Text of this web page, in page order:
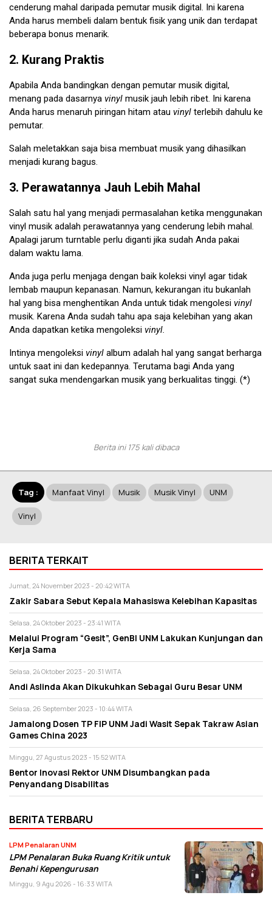
cenderung mahal daripada pemutar musik digital. Ini karena
Anda harus membeli dalam bentuk fisik yang unik dan terdapat
beberapa bonus menarik.
2. Kurang Praktis
Apabila Anda bandingkan dengan pemutar musik digital,
menang pada dasarnya vinyl musik jauh lebih ribet. Ini karena
Anda harus menaruh piringan hitam atau vinyl terlebih dahulu ke
pemutar.
Salah meletakkan saja bisa membuat musik yang dihasilkan
menjadi kurang bagus.
3. Perawatannya Jauh Lebih Mahal
Salah satu hal yang menjadi permasalahan ketika menggunakan
vinyl musik adalah perawatannya yang cenderung lebih mahal.
Apalagi jarum turntable perlu diganti jika sudah Anda pakai
dalam waktu lama.
Anda juga perlu menjaga dengan baik koleksi vinyl agar tidak
lembab maupun kepanasan. Namun, kekurangan itu bukanlah
hal yang bisa menghentikan Anda untuk tidak mengolesi vinyl
musik. Karena Anda sudah tahu apa saja kelebihan yang akan
Anda dapatkan ketika mengoleksi vinyl.
Intinya mengoleksi vinyl album adalah hal yang sangat berharga
untuk saat ini dan kedepannya. Terutama bagi Anda yang
sangat suka mendengarkan musik yang berkualitas tinggi. (*)
Berita ini 175 kali dibaca
Tag : Manfaat Vinyl Musik Musik Vinyl UNM
Vinyl
BERITA TERKAIT
Jumat, 24 November 2023 - 20:42 WITA
Zakir Sabara Sebut Kepala Mahasiswa Kelebihan Kapasitas
Selasa, 24 Oktober 2023 - 23:41 WITA
Melalui Program “Gesit”, GenBI UNM Lakukan Kunjungan dan
Kerja Sama
Selasa, 24 Oktober 2023 - 20:31 WITA
Andi Aslinda Akan Dikukuhkan Sebagai Guru Besar UNM
Selasa, 26 September 2023 - 10:44 WITA
Jamalong Dosen TP FIP UNM Jadi Wasit Sepak Takraw Asian
Games China 2023
Minggu, 27 Agustus 2023 - 15:52 WITA
Bentor Inovasi Rektor UNM Disumbangkan pada
Penyandang Disabilitas
BERITA TERBARU
LPM Penalaran UNM
LPM Penalaran Buka Ruang Kritik untuk
Benahi Kepengurusan
Minggu, 9 Agu 2026 - 16:33 WITA